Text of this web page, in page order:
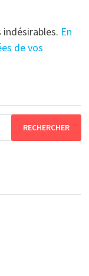
En
de vos